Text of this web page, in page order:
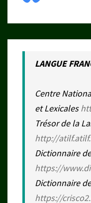
LANGUE
Centre
et Lexicales
Trésor de la
http://
Dictionnaire
https://
Dictionnaire
https://